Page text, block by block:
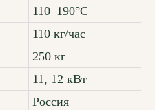
110–190°С
110 кг/час
250 кг
11, 12 кВт
Россия